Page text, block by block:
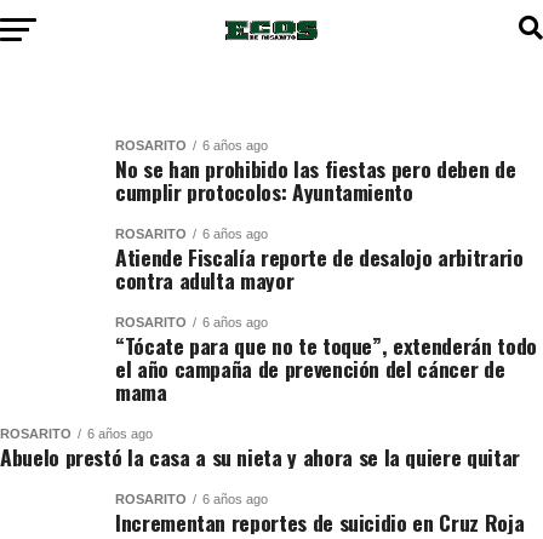
ROSARITO 6 años ago
No se han prohibido las fiestas pero deben de
cumplir protocolos: Ayuntamiento
ROSARITO 6 años ago
Atiende Fiscalía reporte de desalojo arbitrario
contra adulta mayor
ROSARITO 6 años ago
“Tócate para que no te toque”, extenderán todo
el año campaña de prevención del cáncer de
mama
ROSARITO 6 años ago
Abuelo prestó la casa a su nieta y ahora se la quiere quitar
ROSARITO 6 años ago
Incrementan reportes de suicidio en Cruz Roja